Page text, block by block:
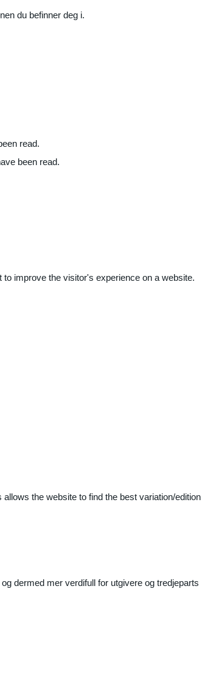
du befinner deg i.
read.
been read.
improve the visitor's experience on a website.
the website to find the best variation/edition
dermed mer verdifull for utgivere og tredjeparts